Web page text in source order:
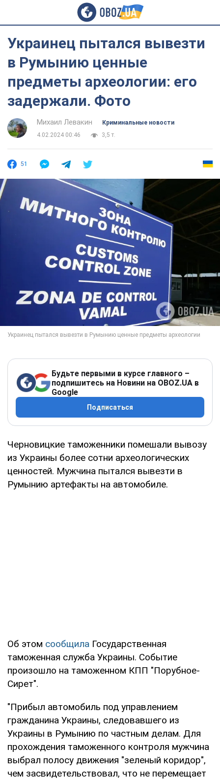
Украинец пытался вывезти
в Румынию ценные
предметы археологии: его
задержали. Фото
Михаил Левакин
Криминальные новости
4.02.2024 00:46
3,5 т.
51
Будьте первыми в курсе главного –
подпишитесь на Новини на OBOZ.UA в
Google
Подписаться
Черновицкие таможенники помешали вывозу
из Украины более сотни археологических
ценностей. Мужчина пытался вывезти в
Румынию артефакты на автомобиле.
Об этом сообщила Государственная
таможенная служба Украины. Событие
произошло на таможенном КПП "Порубное-
Сирет".
"Прибыл автомобиль под управлением
гражданина Украины, следовавшего из
Украины в Румынию по частным делам. Для
прохождения таможенного контроля мужчина
выбрал полосу движения "зеленый коридор",
чем засвидетельствовал, что не перемещает